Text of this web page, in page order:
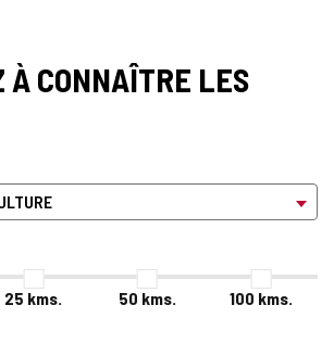
À CONNAÎTRE LES
25 kms. 50 kms. 100 kms.